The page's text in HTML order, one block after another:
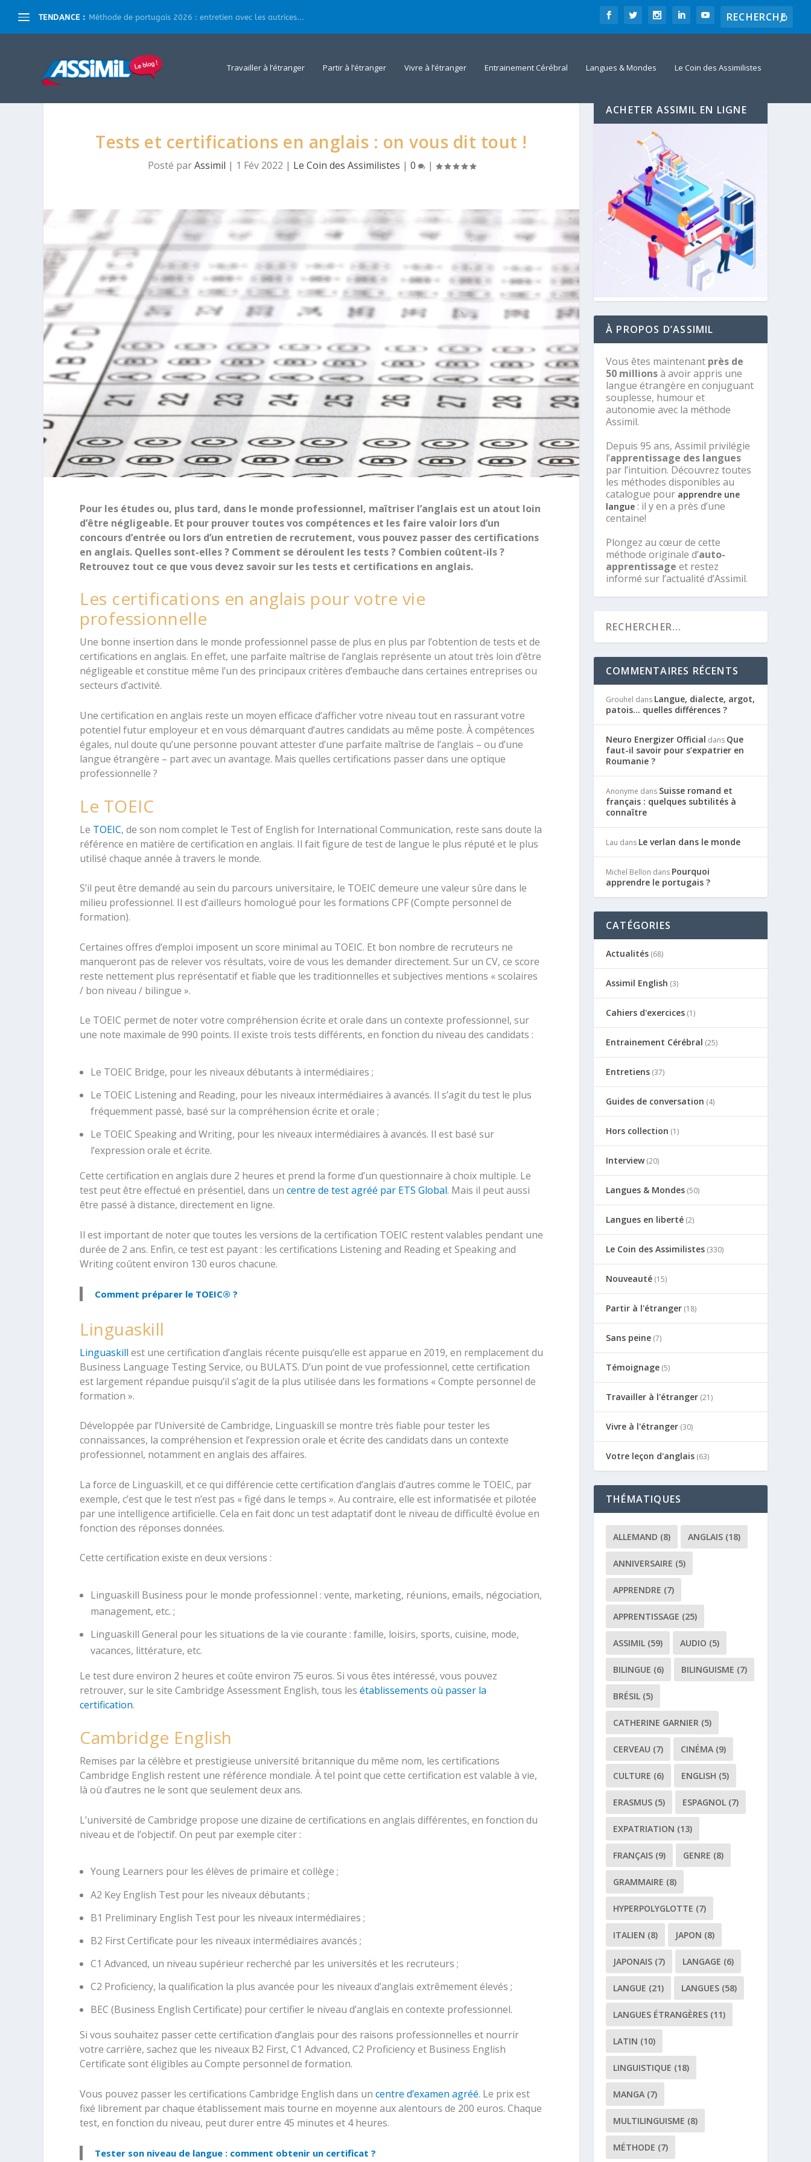
TENDANCE : Méthode de portugais 2026 : entretien avec les autrices...
Travailler à l’étranger Partir à l’étranger Vivre à l’étranger Entrainement Cérébral Langues & Mondes Le Coin des Assimilistes
Tests et certifications en anglais : on vous dit tout !
Posté parAssimil | 1 Fév 2022 | Le Coin des Assimilistes | 0 |
Pour les études ou, plus tard, dans le monde professionnel, maîtriser l’anglais est un atout loin
d’être négligeable. Et pour prouver toutes vos compétences et les faire valoir lors d’un
concours d’entrée ou lors d’un entretien de recrutement, vous pouvez passer des certifications
en anglais. Quelles sont-elles ? Comment se déroulent les tests ? Combien coûtent-ils ?
Retrouvez tout ce que vous devez savoir sur les tests et certifications en anglais.
Les certifications en anglais pour votre vie
professionnelle
Une bonne insertion dans le monde professionnel passe de plus en plus par l’obtention de tests et de
certifications en anglais. En effet, une parfaite maîtrise de l’anglais représente un atout très loin d’être
négligeable et constitue même l’un des principaux critères d’embauche dans certaines entreprises ou
secteurs d’activité.
Une certification en anglais reste un moyen efficace d’afficher votre niveau tout en rassurant votre
potentiel futur employeur et en vous démarquant d’autres candidats au même poste. À compétences
égales, nul doute qu’une personne pouvant attester d’une parfaite maîtrise de l’anglais – ou d’une
langue étrangère – part avec un avantage. Mais quelles certifications passer dans une optique
professionnelle ?
Le TOEIC
Le TOEIC, de son nom complet le Test of English for International Communication, reste sans doute la
référence en matière de certification en anglais. Il fait figure de test de langue le plus réputé et le plus
utilisé chaque année à travers le monde.
S’il peut être demandé au sein du parcours universitaire, le TOEIC demeure une valeur sûre dans le
milieu professionnel. Il est d’ailleurs homologué pour les formations CPF (Compte personnel de
formation).
Certaines offres d’emploi imposent un score minimal au TOEIC. Et bon nombre de recruteurs ne
manqueront pas de relever vos résultats, voire de vous les demander directement. Sur un CV, ce score
reste nettement plus représentatif et fiable que les traditionnelles et subjectives mentions « scolaires
/ bon niveau / bilingue ».
Le TOEIC permet de noter votre compréhension écrite et orale dans un contexte professionnel, sur
une note maximale de 990 points. Il existe trois tests différents, en fonction du niveau des candidats :
Le TOEIC Bridge, pour les niveaux débutants à intermédiaires ;
Le TOEIC Listening and Reading, pour les niveaux intermédiaires à avancés. Il s’agit du test le plus
fréquemment passé, basé sur la compréhension écrite et orale ;
Le TOEIC Speaking and Writing, pour les niveaux intermédiaires à avancés. Il est basé sur
l’expression orale et écrite.
Cette certification en anglais dure 2 heures et prend la forme d’un questionnaire à choix multiple. Le
test peut être effectué en présentiel, dans un centre de test agréé par ETS Global. Mais il peut aussi
être passé à distance, directement en ligne.
Il est important de noter que toutes les versions de la certification TOEIC restent valables pendant une
durée de 2 ans. Enfin, ce test est payant : les certifications Listening and Reading et Speaking and
Writing coûtent environ 130 euros chacune.
Comment préparer le TOEIC® ?
Linguaskill
Linguaskill est une certification d’anglais récente puisqu’elle est apparue en 2019, en remplacement du
Business Language Testing Service, ou BULATS. D’un point de vue professionnel, cette certification
est largement répandue puisqu’il s’agit de la plus utilisée dans les formations « Compte personnel de
formation ».
Développée par l’Université de Cambridge, Linguaskill se montre très fiable pour tester les
connaissances, la compréhension et l’expression orale et écrite des candidats dans un contexte
professionnel, notamment en anglais des affaires.
La force de Linguaskill, et ce qui différencie cette certification d’anglais d’autres comme le TOEIC, par
exemple, c’est que le test n’est pas « figé dans le temps ». Au contraire, elle est informatisée et pilotée
par une intelligence artificielle. Cela en fait donc un test adaptatif dont le niveau de difficulté évolue en
fonction des réponses données.
Cette certification existe en deux versions :
Linguaskill Business pour le monde professionnel : vente, marketing, réunions, emails, négociation,
management, etc. ;
Linguaskill General pour les situations de la vie courante : famille, loisirs, sports, cuisine, mode,
vacances, littérature, etc.
Le test dure environ 2 heures et coûte environ 75 euros. Si vous êtes intéressé, vous pouvez
retrouver, sur le site Cambridge Assessment English, tous les établissements où passer la
certification.
Cambridge English
Remises par la célèbre et prestigieuse université britannique du même nom, les certifications
Cambridge English restent une référence mondiale. À tel point que cette certification est valable à vie,
là où d’autres ne le sont que seulement deux ans.
L’université de Cambridge propose une dizaine de certifications en anglais différentes, en fonction du
niveau et de l’objectif. On peut par exemple citer :
Young Learners pour les élèves de primaire et collège ;
A2 Key English Test pour les niveaux débutants ;
B1 Preliminary English Test pour les niveaux intermédiaires ;
B2 First Certificate pour les niveaux intermédiaires avancés ;
C1 Advanced, un niveau supérieur recherché par les universités et les recruteurs ;
C2 Proficiency, la qualification la plus avancée pour les niveaux d’anglais extrêmement élevés ;
BEC (Business English Certificate) pour certifier le niveau d’anglais en contexte professionnel.
Si vous souhaitez passer cette certification d’anglais pour des raisons professionnelles et nourrir
votre carrière, sachez que les niveaux B2 First, C1 Advanced, C2 Proficiency et Business English
Certificate sont éligibles au Compte personnel de formation.
Vous pouvez passer les certifications Cambridge English dans un centre d’examen agréé. Le prix est
fixé librement par chaque établissement mais tourne en moyenne aux alentours de 200 euros. Chaque
test, en fonction du niveau, peut durer entre 45 minutes et 4 heures.
Tester son niveau de langue : comment obtenir un certificat ?
ACHETER ASSIMIL EN LIGNE
À PROPOS D’ASSIMIL
Vous êtes maintenant près de
50 millionsà avoir appris une
langue étrangère en conjuguant
souplesse, humour et
autonomie avec la méthode
Assimil.
Depuis 95 ans, Assimil privilégie
l’apprentissage des langues
par l’intuition. Découvrez toutes
les méthodes disponibles au
catalogue pour apprendre une
langue : il y en a près d’une
centaine!
Plongez au cœur de cette
méthode originale d’auto-
apprentissage et restez
informé sur l’actualité d’Assimil.
COMMENTAIRES RÉCENTS
Grouhel dans Langue, dialecte, argot,
patois… quelles différences ?
Neuro Energizer Official dans Que
faut-il savoir pour s’expatrier en
Roumanie ?
Anonyme dans Suisse romand et
français : quelques subtilités à
connaître
Lau dans Le verlan dans le monde
Michel Bellon dans Pourquoi
apprendre le portugais ?
CATÉGORIES
Actualités (68)
Assimil English (3)
Cahiers d'exercices (1)
Entrainement Cérébral (25)
Entretiens (37)
Guides de conversation (4)
Hors collection (1)
Interview(20)
Langues & Mondes (50)
Langues en liberté (2)
Le Coin des Assimilistes (330)
Nouveauté (15)
Partir à l'étranger (18)
Sans peine (7)
Témoignage (5)
Travailler à l'étranger (21)
Vivre à l'étranger (30)
Votre leçon d'anglais (63)
THÉMATIQUES
ALLEMAND (8) ANGLAIS (18)
ANNIVERSAIRE (5)
APPRENDRE (7)
APPRENTISSAGE (25)
ASSIMIL (59) AUDIO (5)
BILINGUE (6) BILINGUISME (7)
BRÉSIL (5)
CATHERINE GARNIER (5)
CERVEAU (7) CINÉMA (9)
CULTURE (6) ENGLISH (5)
ERASMUS (5) ESPAGNOL (7)
EXPATRIATION (13)
FRANÇAIS (9) GENRE (8)
GRAMMAIRE (8)
HYPERPOLYGLOTTE (7)
ITALIEN (8) JAPON (8)
JAPONAIS (7) LANGAGE (6)
LANGUE (21) LANGUES (58)
LANGUES ÉTRANGÈRES (11)
LATIN (10)
LINGUISTIQUE (18)
MANGA (7)
MULTILINGUISME (8)
MÉTHODE (7)